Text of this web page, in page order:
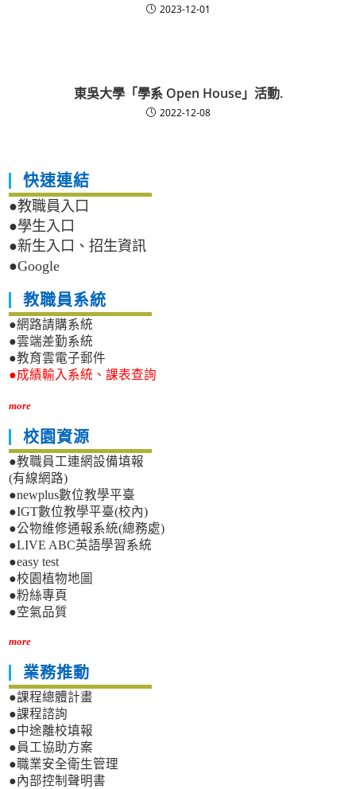
2023-12-01
東吳大學「學系 Open House」活動.
2022-12-08
快速連結
●教職員入口
●學生入口
●新生入口、招生資訊
●Google
教職員系統
●網路請購系統
●雲端差勤系統
●教育雲電子郵件
●成績輸入系統、課表查詢
more
校園資源
●教職員工連網設備填報
(有線網路)
●newplus數位教學平臺
●IGT數位教學平臺(校內)
●公物維修通報系統(總務處)
●LIVE ABC英語學習系統
●easy test
●校園植物地圖
●粉絲專頁
●空氣品質
more
業務推動
●課程總體計畫
●課程諮詢
●中途離校填報
●員工協助方案
●職業安全衛生管理
●內部控制聲明書